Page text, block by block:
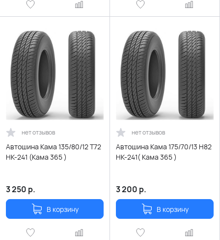
нет отзывов
Автошина Кама 135/80/12 T72
НК-241 (Кама 365 )
3 250 р.
В корзину
нет отзывов
Автошина Кама 175/70/13 Н82
НК-241( Кама 365 )
3 200 р.
В корзину